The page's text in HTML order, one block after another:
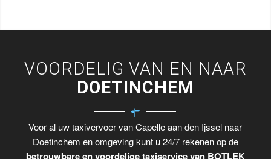
VOORDELIG VAN EN NAAR
DOETINCHEM
Voor al uw taxivervoer van Capelle aan den Ijssel naar
Doetinchem en omgeving kunt u 24/7 rekenen op de
betrouwbare en voordelige taxiservice van BOTLEK